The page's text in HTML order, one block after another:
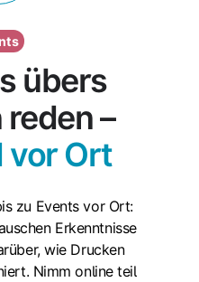
übers
–
vor Ort
zu Events vor Ort:
Erkenntnisse
wie Drucken
Nimm online teil